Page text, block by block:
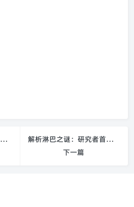
同济大学科学家对神经干细胞研究重要突破
解析淋巴之谜：研究者首次在实验室中培养淋巴组织细胞
下一篇